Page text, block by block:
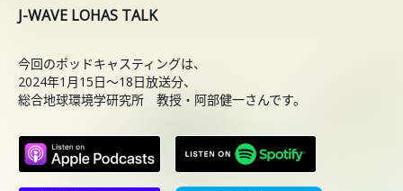
J-WAVE LOHAS TALK
今回のポッドキャスティングは、
2024年1月15日〜18日放送分、
総合地球環境学研究所 教授・阿部健一さんです。